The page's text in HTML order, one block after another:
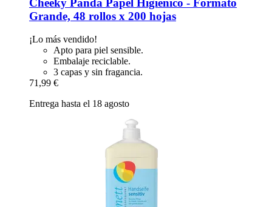
Cheeky Panda Papel Higiénico -​ Formato
Grande, 48 rollos x 200 hojas
¡Lo más vendido!
Apto para piel sensible.
Embalaje reciclable.
3 capas y sin fragancia.
71,99 €
Entrega hasta el 18 agosto